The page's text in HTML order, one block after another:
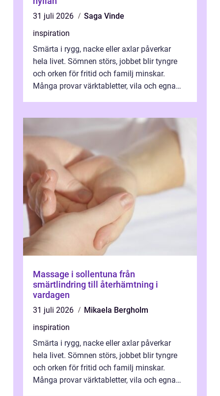
31 juli 2026
Saga Vinde
inspiration
Smärta i rygg, nacke eller axlar påverkar
hela livet. Sömnen störs, jobbet blir tyngre
och orken för fritid och familj minskar.
Många provar värktabletter, vila och egna
Massage i sollentuna från
smärtlindring till återhämtning i
vardagen
31 juli 2026
Mikaela Bergholm
inspiration
Smärta i rygg, nacke eller axlar påverkar
hela livet. Sömnen störs, jobbet blir tyngre
och orken för fritid och familj minskar.
Många provar värktabletter, vila och egna